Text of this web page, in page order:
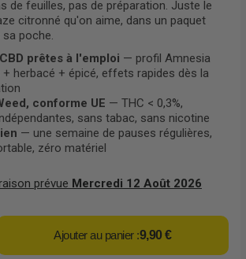
de feuilles, pas de préparation. Juste le
citronné qu'on aime, dans un paquet
poche.
prêtes à l'emploi — profil Amnesia
+ herbacé + épicé, effets rapides dès la
conforme UE — THC < 0,3%,
sans tabac, sans nicotine
— une semaine de pauses régulières,
zéro matériel
prévue Mercredi 12 Août 2026
Ajouter au panier :9,90 €